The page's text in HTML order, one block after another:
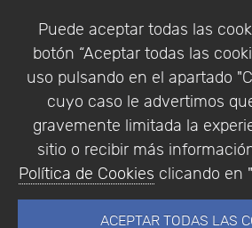
Puede aceptar todas las
botón “Aceptar todas las
uso pulsando en el apartado
cuyo caso le advertimos
gravemente limitada la
sitio o recibir más
Política de Cookies clicando en
ACEPTAR TODAS LAS
Empresa|Aviso Legal|
Política de
© Copyright 1994 - 2026.
Científico, S.L.